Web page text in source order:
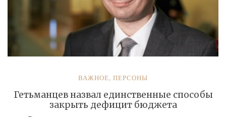
ВАЖНОЕ, ПЕРСОНЫ
Гетьманцев назвал единственные способы
закрыть дефицит бюджета